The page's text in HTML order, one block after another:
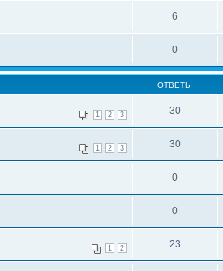
6
0
ОТВЕТЫ
1 2 3 30
1 2 3 30
0
0
1 2 23